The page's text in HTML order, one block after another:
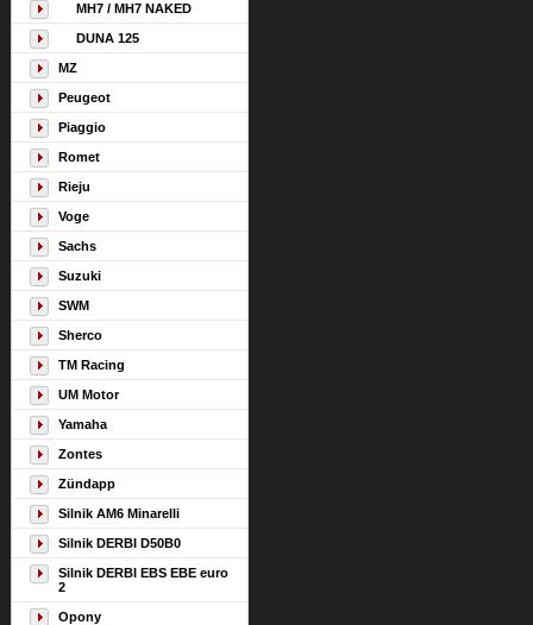
MH7 / MH7 NAKED
DUNA 125
MZ
Peugeot
Piaggio
Romet
Rieju
Voge
Sachs
Suzuki
SWM
Sherco
TM Racing
UM Motor
Yamaha
Zontes
Zündapp
Silnik AM6 Minarelli
Silnik DERBI D50B0
Silnik DERBI EBS EBE euro
2
Opony